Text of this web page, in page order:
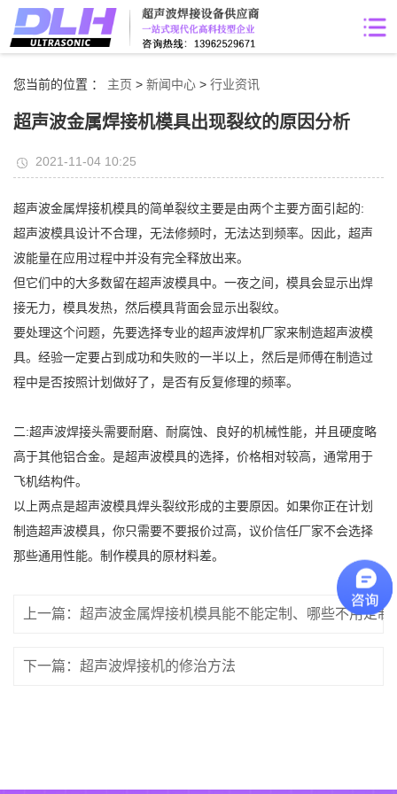
您当前的位置 ： 主页 > 新闻中心 > 行业资讯
超声波金属焊接机模具出现裂纹的原因分析
2021-11-04 10:25
超声波金属焊接机模具的简单裂纹主要是由两个主要方面引起的:
超声波模具设计不合理，无法修频时，无法达到频率。因此，超声
波能量在应用过程中并没有完全释放出来。
但它们中的大多数留在超声波模具中。一夜之间，模具会显示出焊
接无力，模具发热，然后模具背面会显示出裂纹。
要处理这个问题，先要选择专业的超声波焊机厂家来制造超声波模
具。经验一定要占到成功和失败的一半以上，然后是师傅在制造过
程中是否按照计划做好了，是否有反复修理的频率。
二:超声波焊接头需要耐磨、耐腐蚀、良好的机械性能，并且硬度略
高于其他铝合金。是超声波模具的选择，价格相对较高，通常用于
飞机结构件。
以上两点是超声波模具焊头裂纹形成的主要原因。如果你正在计划
制造超声波模具，你只需要不要报价过高，议价信任厂家不会选择
那些通用性能。制作模具的原材料差。
上一篇：超声波金属焊接机模具能不能定制、哪些不用定制
下一篇：超声波焊接机的修治方法